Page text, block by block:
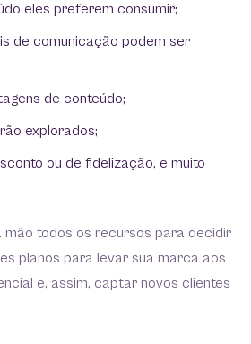
eles preferem consumir;
de comunicação podem ser
de conteúdo;
explorados;
ou de fidelização, e muito
mão todos os recursos para decidir
planos para levar sua marca aos
e, assim, captar novos clientes